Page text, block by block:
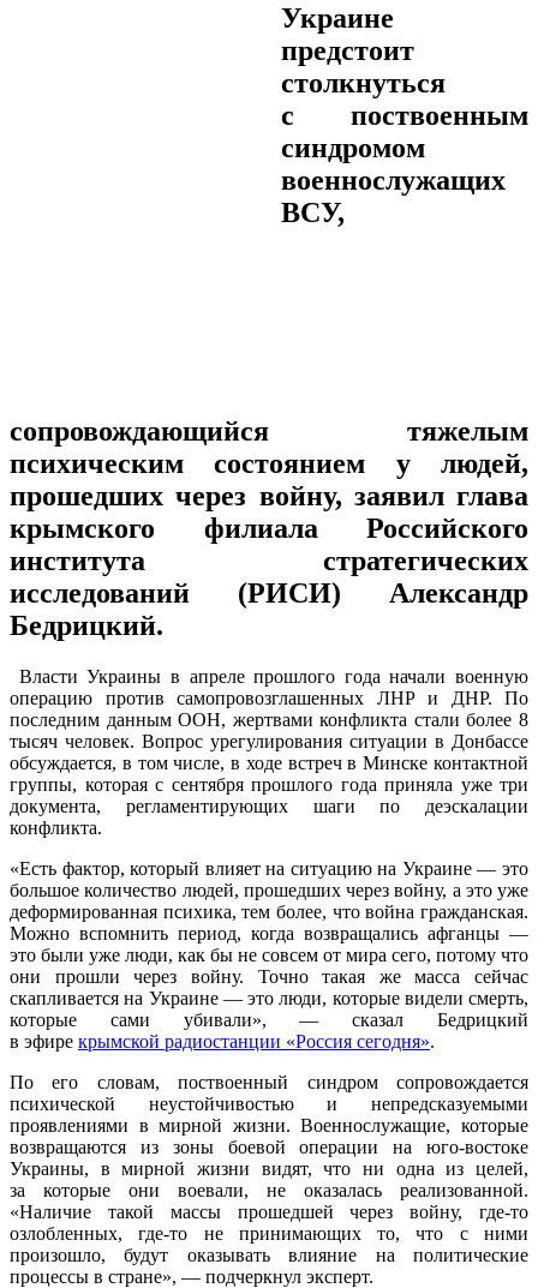
Украине
предстоит
столкнуться
с поствоенным
синдромом
военнослужащих
ВСУ,
сопровождающийся тяжелым
психическим состоянием у людей,
прошедших через войну, заявил глава
крымского филиала Российского
института стратегических
исследований (РИСИ) Александр
Бедрицкий.
Власти Украины в апреле прошлого года начали военную
операцию против самопровозглашенных ЛНР и ДНР. По
последним данным ООН, жертвами конфликта стали более 8
тысяч человек. Вопрос урегулирования ситуации в Донбассе
обсуждается, в том числе, в ходе встреч в Минске контактной
группы, которая с сентября прошлого года приняла уже три
документа, регламентирующих шаги по деэскалации
конфликта.
«Есть фактор, который влияет на ситуацию на Украине — это
большое количество людей, прошедших через войну, а это уже
деформированная психика, тем более, что война гражданская.
Можно вспомнить период, когда возвращались афганцы —
это были уже люди, как бы не совсем от мира сего, потому что
они прошли через войну. Точно такая же масса сейчас
скапливается на Украине — это люди, которые видели смерть,
которые сами убивали», — сказал Бедрицкий
в эфире крымской радиостанции «Россия сегодня».
По его словам, поствоенный синдром сопровождается
психической неустойчивостью и непредсказуемыми
проявлениями в мирной жизни. Военнослужащие, которые
возвращаются из зоны боевой операции на юго-востоке
Украины, в мирной жизни видят, что ни одна из целей,
за которые они воевали, не оказалась реализованной.
«Наличие такой массы прошедшей через войну, где-то
озлобленных, где-то не принимающих то, что с ними
произошло, будут оказывать влияние на политические
процессы в стране», — подчеркнул эксперт.